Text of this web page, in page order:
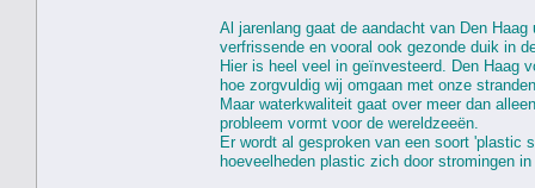
Al jarenlang gaat de aandacht van Den
verfrissende en vooral ook gezonde duik in
Hier is heel veel in geïnvesteerd. Den Haag
hoe zorgvuldig wij omgaan met onze
Maar waterkwaliteit gaat over meer dan
probleem vormt voor de wereldzeeën.
Er wordt al gesproken van een soort 'plastic
hoeveelheden plastic zich door stromingen